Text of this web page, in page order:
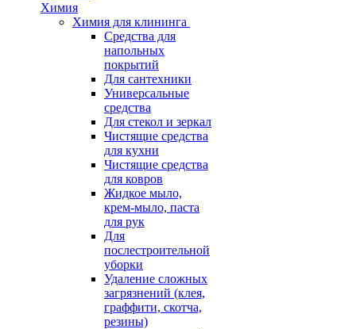
Химия
Химия для клининга
Средства для
напольных
покрытий
Для сантехники
Универсальные
средства
Для стекол и зеркал
Чистящие средства
для кухни
Чистящие средства
для ковров
Жидкое мыло,
крем-мыло, паста
для рук
Для
послестроительной
уборки
Удаление сложных
загрязнений (клея,
граффити, скотча,
резины)